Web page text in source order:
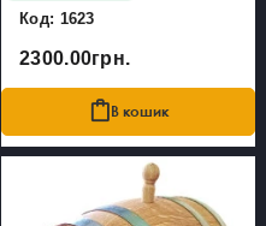
Код: 1623
2300.00грн.
В кошик